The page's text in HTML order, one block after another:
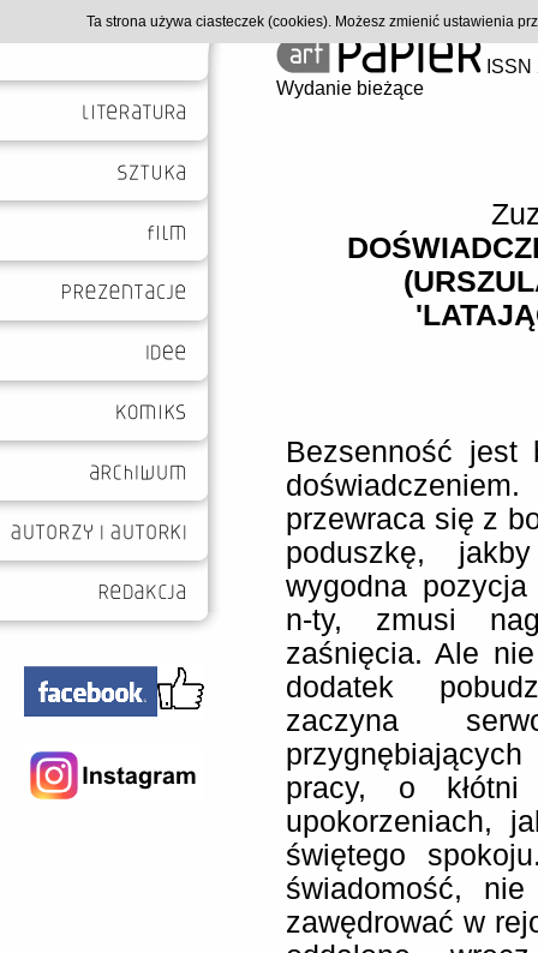
Wydanie bieżące
Bezsenność jest
przewraca się z
poduszkę,
wygodna
n-ty, zmusi
zaśnięcia. Ale
dodatek
zaczyna
pracy, o
upokorzeniach,
świętego
świadomość,
zawędrować w
Ta strona używa ciasteczek (cookies). Możesz zmienić ustawienia